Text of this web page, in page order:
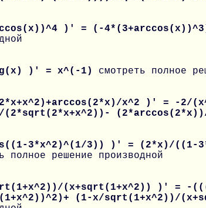
)' = (-
)' = x^(-1) смотреть полное
x^2 )' = -2/
(2*sqrt(2*x+x^2))-
3*x^2)^(1/3)) )' = (2*x)/((1-
полное решение производной
(x+sqrt(1+x^2)) )' = -
(1-x/sqrt(1+x^2))/